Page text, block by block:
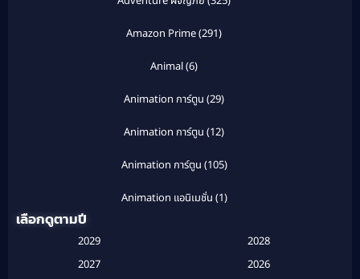
Amazon Prime(291)
Animal(6)
Animation การ์ตูน (29)
Animation การ์ตูน (12)
Animation การ์ตูน (105)
Animation แอนิเมชั่น (1)
เลือกดูตามปี
2029
2028
2027
2026